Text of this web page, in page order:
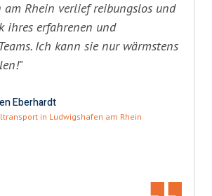
am Rhein verlief reibungslos und
ihres erfahrenen und
Ich kann sie nur wärmstens
Eberhardt
in Ludwigshafen am Rhein